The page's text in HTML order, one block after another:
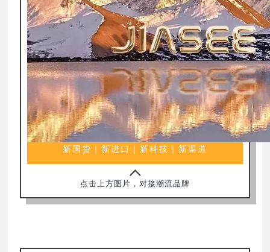
新国货｜新进口｜新科技｜新渠道
点击上方图片，对接潮流品牌